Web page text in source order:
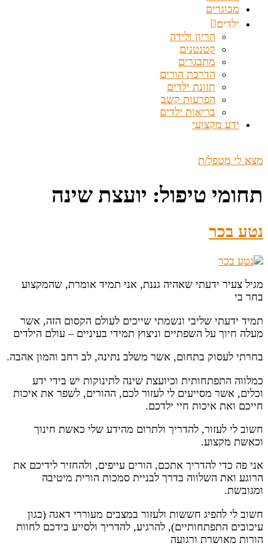
מבוגרים
ילדים
הריון ולידה
קטנטנים
מתבגרים
הדרכת הורים
תזונת ילדים
הפרעות קשב
בריאות ילדים
ידע מקצועי
מצא לי מטפל/ת
תחומי טיפול: יועצת שינה
נטע בכר
מגיל צעיר ידעתי שאהיה גננת, אני תמיד אומרת, שהמקצוע
בחר בי
תמיד ידעתי שליבי ונשמתי שייכים לעולם הקסום הזה, אשר
מעלה חיוך על השפתיים וניצוץ תמידי בעיניים – עולם הילדים
בחרתי לעסוק בתחום, אשר משלב נתינה, לב רחב והמון אהבה.
כמלווה התפתחותית וכיועצת שינה לתינוקות יש בידי ידע
וכלים, אשר מסייעים לי לעזור לכם, ההורים, לשפר את איכות
חייכם ואת איכות חיי ילדכם.
חשוב לי לעזור, להדריך ולתרום מהידע שלי כאשת חינוך
וכאשת מקצוע.
אני פה כדי להדריך אתכם, הורים עייפים, ולהחזיר לידיכם את
הרוגע ואת השלווה בדרך לבניית סמכות הורית מיטיבה
ומגובשת.
חשוב לי להפיג חששות ולעזור במצבים מעוררי דאגה (כגון
עיכובים התפתחותיים), להרגיע, להדריך ולסייע בידכם לחוות
הורות מאושרת ורגועה